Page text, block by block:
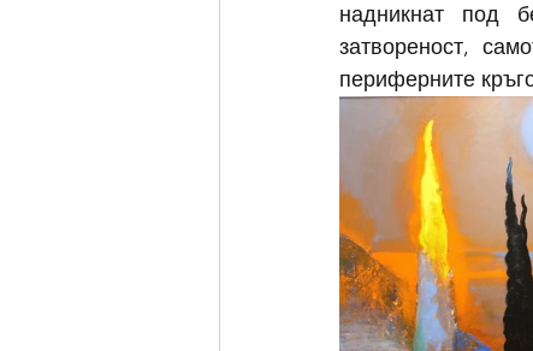
надникнат под
затвореност,
периферните